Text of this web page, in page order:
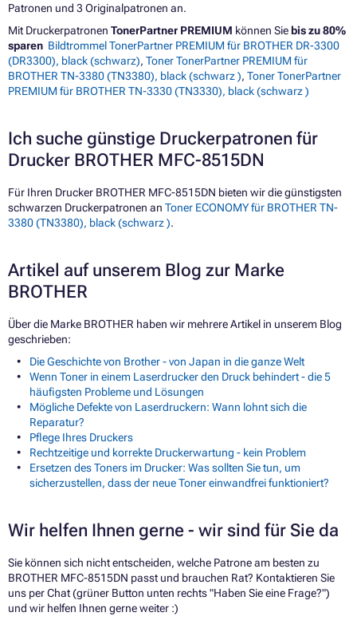
Patronen und 3 Originalpatronen an.
Mit Druckerpatronen TonerPartner PREMIUM können Sie bis zu 80%
sparen Bildtrommel TonerPartner PREMIUM für BROTHER DR-3300
(DR3300), black (schwarz), Toner TonerPartner PREMIUM für
BROTHER TN-3380 (TN3380), black (schwarz ), Toner TonerPartner
PREMIUM für BROTHER TN-3330 (TN3330), black (schwarz )
Ich suche günstige Druckerpatronen für
Drucker BROTHER MFC-8515DN
Für Ihren Drucker BROTHER MFC-8515DN bieten wir die günstigsten
schwarzen Druckerpatronen an Toner ECONOMY für BROTHER TN-
3380 (TN3380), black (schwarz ).
Artikel auf unserem Blog zur Marke
BROTHER
Über die Marke BROTHER haben wir mehrere Artikel in unserem Blog
geschrieben:
Die Geschichte von Brother - von Japan in die ganze Welt
Wenn Toner in einem Laserdrucker den Druck behindert - die 5
häufigsten Probleme und Lösungen
Mögliche Defekte von Laserdruckern: Wann lohnt sich die
Reparatur?
Pflege Ihres Druckers
Rechtzeitige und korrekte Druckerwartung - kein Problem
Ersetzen des Toners im Drucker: Was sollten Sie tun, um
sicherzustellen, dass der neue Toner einwandfrei funktioniert?
Wir helfen Ihnen gerne - wir sind für Sie da
Sie können sich nicht entscheiden, welche Patrone am besten zu
BROTHER MFC-8515DN passt und brauchen Rat? Kontaktieren Sie
uns per Chat (grüner Button unten rechts "Haben Sie eine Frage?")
und wir helfen Ihnen gerne weiter :)